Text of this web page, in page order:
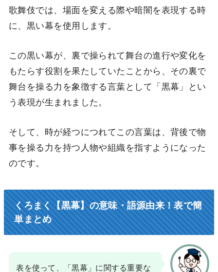
歌舞伎では、場面を変える際や暗闇を表現する時
に、黒い幕を使用します。
この黒い幕が、裏で操られて舞台の進行や変化を
もたらす役割を果たしていたことから、その裏で
舞台を操る力を象徴する言葉として「黒幕」とい
う表現が生まれました。
そして、時が経つにつれてこの言葉は、背後で物
事を操る力を持つ人物や組織を指すようになった
のです。
くろまく【黒幕】の意味・語源由来！表で簡
単まとめ
表を使って、「黒幕」に関する重要な